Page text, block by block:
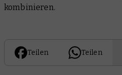
kombinieren.
Teilen Teilen